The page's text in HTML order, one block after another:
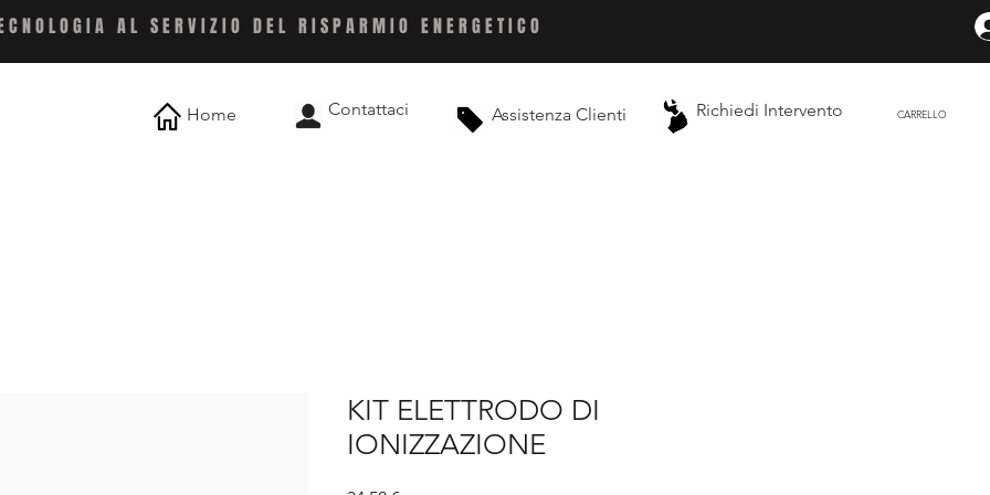
AL SERVIZIO DEL RISPARMIO ENERGETICO
KIT ELETTRODO DI
IONIZZAZIONE
CARRELLO
Richiedi Intervento
Assistenza Clienti
Contattaci
Home